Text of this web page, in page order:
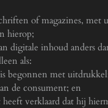
of magazines, met
hierop;
digitale inhoud anders
als:
begonnen met
de consument; en
verklaard dat hij